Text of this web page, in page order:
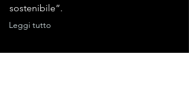
sostenibile”.
Leggi tutto